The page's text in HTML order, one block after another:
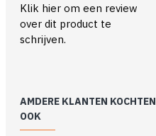
Klik hier om een review
over dit product te
schrijven.
AMDERE KLANTEN KOCHTEN
OOK